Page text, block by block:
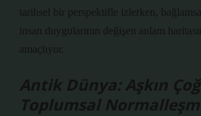
tarihsel bir perspektifle izlerken,
insan duygularının değişen anlam
amaçlıyor.
Antik Dünya: Aşkın
Toplumsal